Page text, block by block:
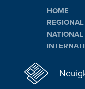
HOME
REGIONAL
NATIONAL